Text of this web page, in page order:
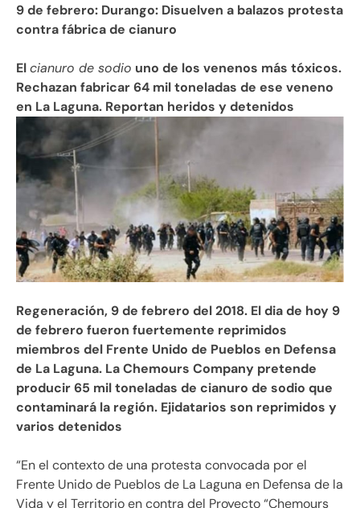
9 de febrero: Durango: Disuelven a balazos protesta
contra fábrica de cianuro
Elcianuro de sodio uno de los venenos más tóxicos.
Rechazan fabricar 64 mil toneladas de ese veneno
en La Laguna. Reportan heridos ydetenidos
Regeneración, 9 de febrero del 2018. El dia de hoy 9
de febrero fueron fuertemente reprimidos
miembros del Frente Unido de Pueblos en Defensa
de La Laguna. La Chemours Company pretende
producir 65 mil toneladas de cianuro de sodio que
contaminará la región. Ejidatarios son reprimidos y
varios detenidos
“En el contexto de una protesta convocada por el
Frente Unido de Pueblos de La Laguna en Defensa de la
Vida y el Territorio en contra del Proyecto “Chemours